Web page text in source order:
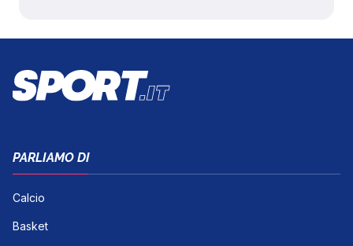
PARLIAMO DI
Calcio
Basket